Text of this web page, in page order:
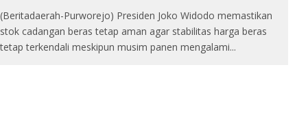
(Beritadaerah-Purworejo) Presiden Joko Widodo memastikan
stok cadangan beras tetap aman agar stabilitas harga beras
tetap terkendali meskipun musim panen mengalami...